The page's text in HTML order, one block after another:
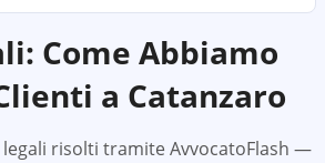
Come Abbiamo
a Catanzaro
risolti tramite AvvocatoFlash —